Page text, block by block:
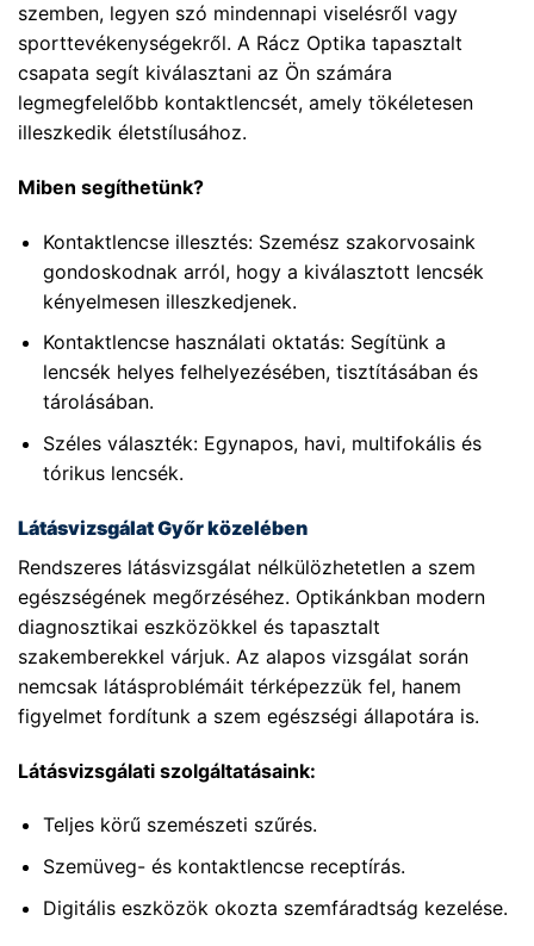
szemben, legyen szó mindennapi viselésről vagy
sporttevékenységekről. A Rácz Optika tapasztalt
csapata segít kiválasztani az Ön számára
legmegfelelőbb kontaktlencsét, amely tökéletesen
illeszkedik életstílusához.
Miben segíthetünk?
Kontaktlencse illesztés: Szemész szakorvosaink
gondoskodnak arról, hogy a kiválasztott lencsék
kényelmesen illeszkedjenek.
Kontaktlencse használati oktatás: Segítünk a
lencsék helyes felhelyezésében, tisztításában és
tárolásában.
Széles választék: Egynapos, havi, multifokális és
tórikus lencsék.
Látásvizsgálat Győr közelében
Rendszeres látásvizsgálat nélkülözhetetlen a szem
egészségének megőrzéséhez. Optikánkban modern
diagnosztikai eszközökkel és tapasztalt
szakemberekkel várjuk. Az alapos vizsgálat során
nemcsak látásproblémáit térképezzük fel, hanem
figyelmet fordítunk a szem egészségi állapotára is.
Látásvizsgálati szolgáltatásaink:
Teljes körű szemészeti szűrés.
Szemüveg- és kontaktlencse receptírás.
Digitális eszközök okozta szemfáradtság kezelése.